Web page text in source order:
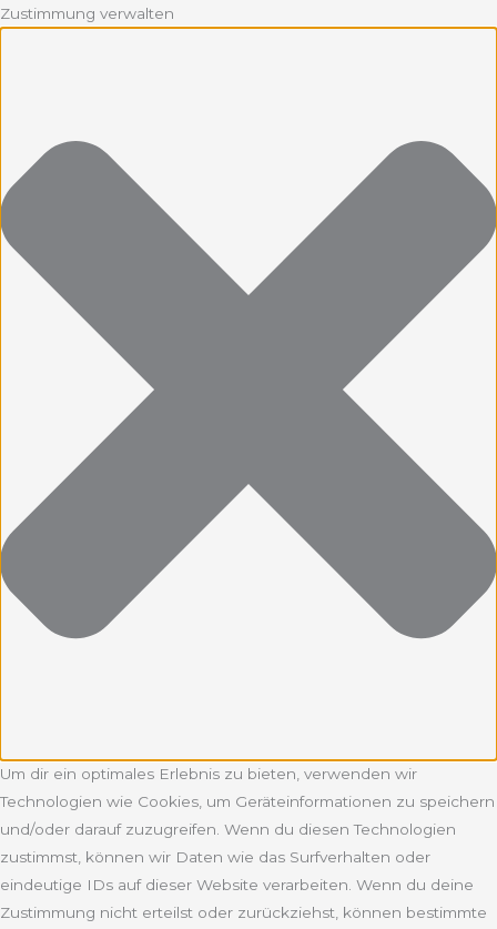
Zustimmung verwalten
Um dir ein optimales Erlebnis zu bieten, verwenden wir
Technologien wie Cookies, um Geräteinformationen zu speichern
und/oder darauf zuzugreifen. Wenn du diesen Technologien
zustimmst, können wir Daten wie das Surfverhalten oder
eindeutige IDs auf dieser Website verarbeiten. Wenn du deine
Zustimmung nicht erteilst oder zurückziehst, können bestimmte